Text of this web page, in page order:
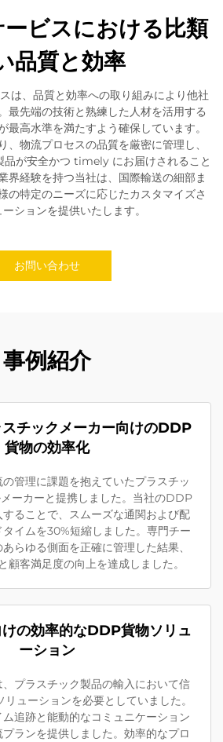
ビスにおける比類
品質と効率
は、品質と効率への取り組みにより他社
最先端の技術と熟練した人材を活用する
最高水準を満たすよう確保しています。
、物流プロセスの品質を厳密に管理し、
品が安全かつ timely にお届けされること
界経験を持つ当社は、国際輸送の細部ま
の特定のニーズに応じたカスタマイズさ
ションを提供いたします。
お問い合わせ
事例紹介
チックメーカー向けのDDP
貨物の効率化
管理に課題を抱えていたプラスチッ
ーカーと提携しました。当社のDDP
ることで、スムーズな通関および配
イムを30%短縮しました。専門チー
らゆる側面を正確に管理した結果、
顧客満足度の向上を達成しました。
の効率的なDDP貨物ソリュ
ーション
プラスチック製品の輸入において信
ューションを必要としていました。
追跡と能動的なコミュニケーション
ランを提供しました。効率的なプロ